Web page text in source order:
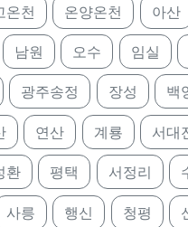
온천 온양온천 아산
남원 오수 임실
광주송정 장성 백
연산 계룡 서대
환 평택 서정리
사릉 행신 청평